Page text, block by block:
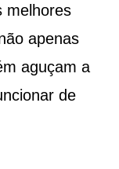
melhores
apenas
aguçam a
de